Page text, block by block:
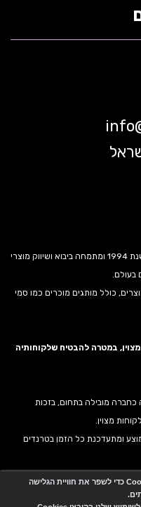
חברת הנסיך הקטן - אביב ואורן בע"מ נוסדה בשנת 1994 ומתמחה ביבוא ושיווק מוצרי
בעולם.
כולל מותגים מוכרים כמו סמי
במטרה להבטיח שלקוחותיה
מובילה בתחום, בזכות
מצוין.
ומתעדכנת כל הזמן בטרנדים
האתר שלנו משתמש בקובצי Cookies כדי לשפר את חוויית הגלישה